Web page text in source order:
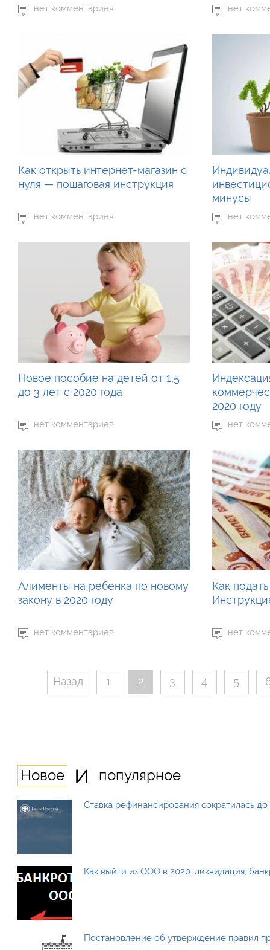
нет комментариев нет
Как открыть интернет-магазин с
нуля — пошаговая инструкция
нет комментариев
минусы
нет
Новое пособие на детей от 1,5
до 3 лет с 2020 года
нет комментариев
2020 году
нет
Алименты на ребенка по новому
закону в 2020 году
нет комментариев
Как
нет
Назад 1 2 3 4 5
Новое и популярное
Ставка рефинансирования сократилась
Как выйти из ООО в 2020: ликвидация,
Постановление об утверждение правил